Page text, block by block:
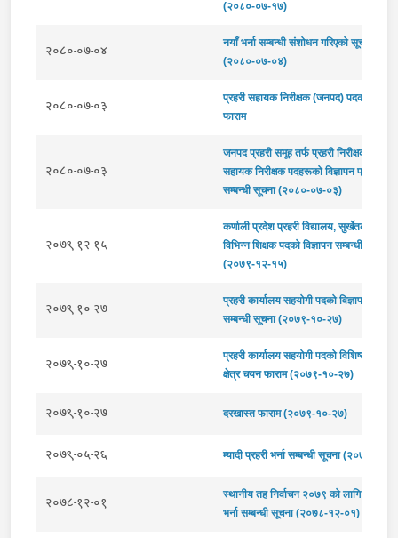
(२०८०-०७-१७)
२०८०-०७-०४
नयाँ भर्ना सम्बन्धी संशोधन गरिएको सूचना
(२०८०-०७-०४)
२०८०-०७-०३
प्रहरी सहायक निरीक्षक (जनपद) पदको
फाराम
२०८०-०७-०३
जनपद प्रहरी समूह तर्फ प्रहरी निरीक्षक र प्रहरी
सहायक निरीक्षक पदहरूको विज्ञापन प्रकाशन
सम्बन्धी सूचना (२०८०-०७-०३)
२०७९-१२-१५
कर्णाली प्रदेश प्रहरी विद्यालय, सुर्खेतका लागि
विभिन्न शिक्षक पदको विज्ञापन सम्बन्धी सूचना
(२०७९-१२-१५)
२०७९-१०-२७
प्रहरी कार्यालय सहयोगी पदको विज्ञापन
सम्बन्धी सूचना (२०७९-१०-२७)
२०७९-१०-२७
प्रहरी कार्यालय सहयोगी पदको विशिष्‍टीकृत
क्षेत्र चयन फाराम (२०७९-१०-२७)
२०७९-१०-२७ दरखास्त फाराम (२०७९-१०-२७)
२०७९-०५-२६ म्यादी प्रहरी भर्ना सम्बन्धी सूचना (२०७९-०५-
२०७८-१२-०१
स्थानीय तह निर्वाचन २०७९ को लागि म्यादी
भर्ना सम्बन्धी सूचना (२०७८-१२-०१)